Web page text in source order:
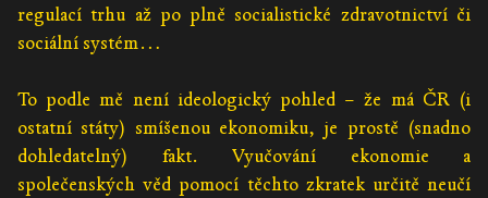
regulací trhu až po plně socialistické zdravotnictví či
sociální systém…
To podle mě není ideologický pohled – že má ČR (i
ostatní státy) smíšenou ekonomiku, je prostě (snadno
dohledatelný) fakt. Vyučování ekonomie a
společenských věd pomocí těchto zkratek určitě neučí